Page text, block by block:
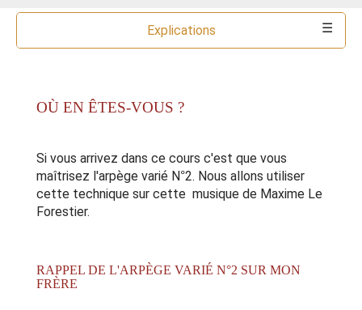
Explications
OÙ EN ÊTES-VOUS ?
Si vous arrivez dans ce cours c'est que vous
maîtrisez l'arpège varié N°2. Nous allons utiliser
cette technique sur cette musique de Maxime Le
Forestier.
RAPPEL DE L'ARPÈGE VARIÉ N°2 SUR MON
FRÈRE